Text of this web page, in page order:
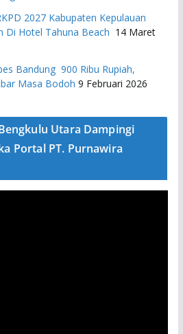
2027 ​Kabupaten Kepulauan
Di Hotel Tahuna Beach 14 Maret
Bandung 900 Ribu Rupiah,
Masa Bodoh 9 Februari 2026
Utara Dampingi
Portal PT. Purnawira